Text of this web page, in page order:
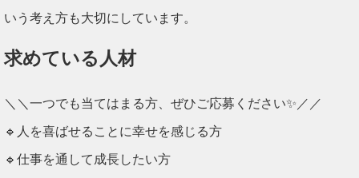
いう考え方も大切にしています。
求めている人材
＼＼一つでも当てはまる方、ぜひご応募ください✨／／
🔹人を喜ばせることに幸せを感じる方
🔹仕事を通して成長したい方